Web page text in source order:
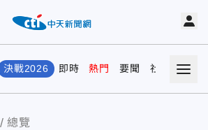
決戰2026 即時 熱門 要聞 社會 娛樂
總覽